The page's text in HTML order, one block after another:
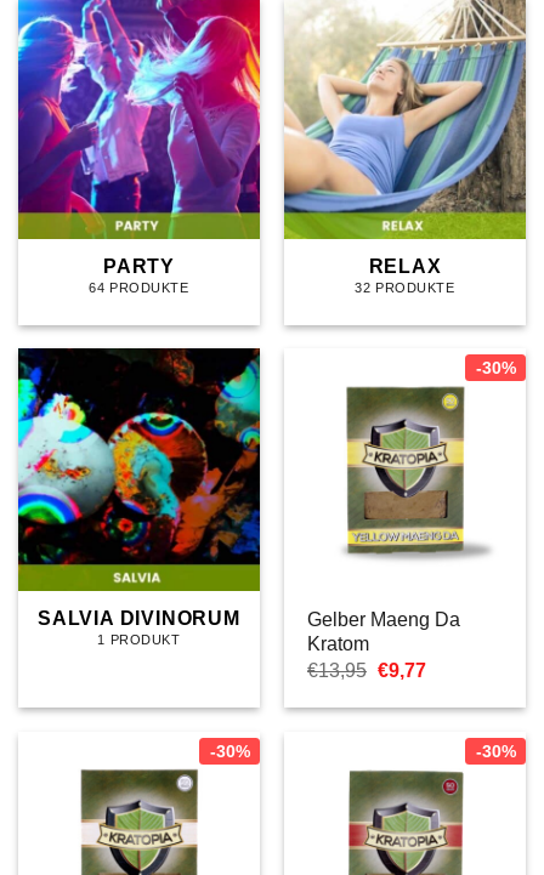
PARTY
64 PRODUKTE
RELAX
32 PRODUKTE
SALVIA DIVINORUM
1 PRODUKT
-30%
Gelber Maeng Da
Kratom
€13,95 Ursprünglicher
war:
€9,77Aktueller
ist:
-30% -30%